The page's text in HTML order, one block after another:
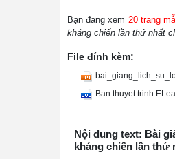
Bạn đang xem 20 trang
kháng chiến lần thứ nhất
File đính kèm:
Ban thuyet trinh
Nội dung text: Bài
kháng chiến lần thứ